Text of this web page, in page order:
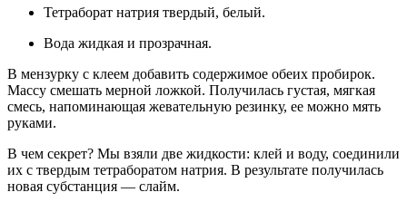
Тетраборат натрия твердый, белый.
Вода жидкая и прозрачная.
В мензурку с клеем добавить содержимое обеих пробирок.
Массу смешать мерной ложкой. Получилась густая, мягкая
смесь, напоминающая жевательную резинку, ее можно мять
руками.
В чем секрет? Мы взяли две жидкости: клей и воду, соединили
их с твердым тетраборатом натрия. В результате получилась
новая субстанция — слайм.